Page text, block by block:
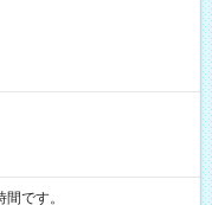
時間です。